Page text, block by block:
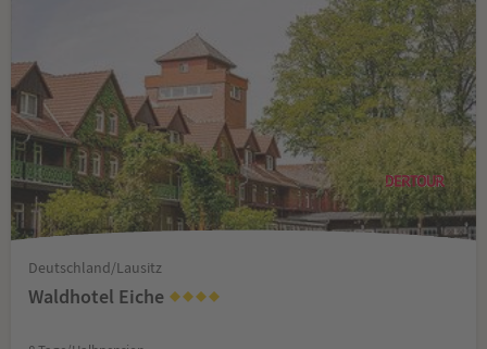
Deutschland/Lausitz
Waldhotel Eiche